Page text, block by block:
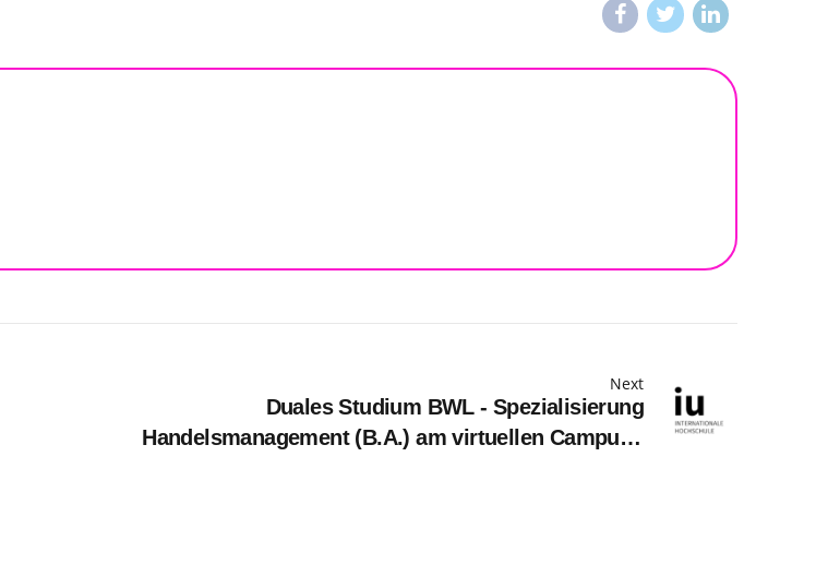
Next
Duales Studium BWL - Spezialisierung
Handelsmanagement (B.A.) am virtuellen Campus -